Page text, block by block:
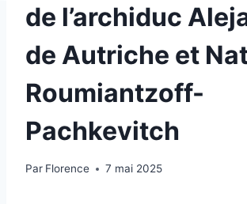
de l’archiduc
de Autriche et
Roumiantzoff-
Pachkevitch
Par Florence 7 mai 2025